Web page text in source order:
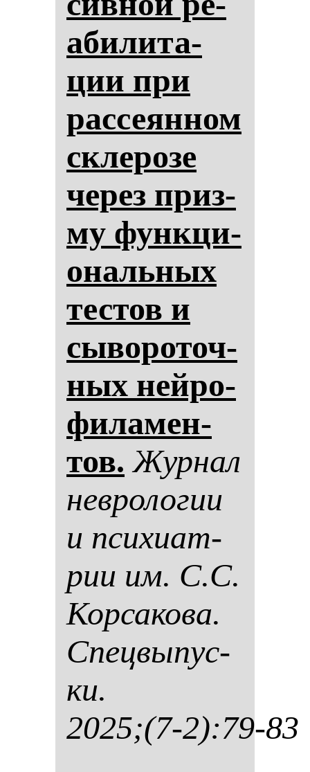
аби­ли­та­
ции при
рас­се­ян­ном
скле­ро­зе
че­рез приз­
му фун­кци­
ональ­ных
тес­тов и
сы­во­ро­точ­
ных ней­ро­
фи­ла­мен­
тов. Жур­нал
нев­ро­ло­гии
и пси­хи­ат­
рии им. С.С.
Кор­са­ко­ва.
Спец­вы­пус­
ки.
2025;(7-2):79-83